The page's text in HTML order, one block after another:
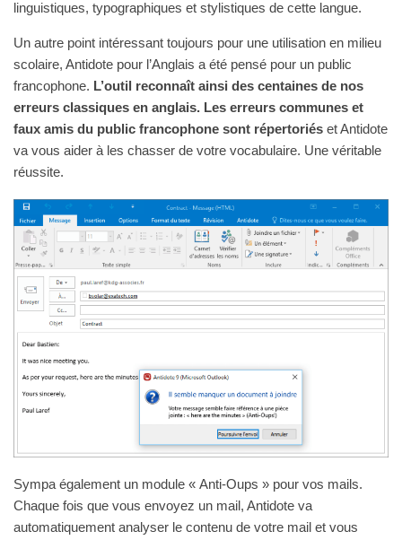
linguistiques, typo­gra­phi­ques et stylistiques de cette langue.
Un autre point intéressant toujours pour une utilisation en milieu
scolaire, Antidote pour l’Anglais a été pensé pour un public
francophone. L’outil reconnaît ainsi des centaines de nos
erreurs classiques en anglais. Les erreurs communes et
faux amis du public francophone sont répertoriés et Antidote
va vous aider à les chasser de votre vocabulaire. Une véritable
réussite.
Sympa également un module « Anti-Oups » pour vos mails.
Chaque fois que vous envoyez un mail, Antidote va
automatiquement analyser le contenu de votre mail et vous